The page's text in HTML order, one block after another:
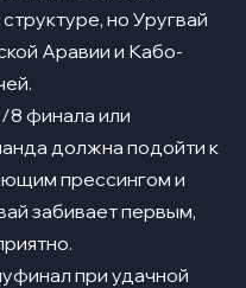
но Уругвай
Аравии и Кабо-
8 финала или
должна подойти к
прессингом и
забивает первым,
при удачной